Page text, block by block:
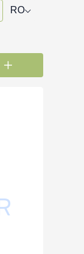
RO⌵